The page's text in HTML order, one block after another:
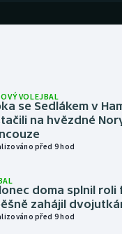
VOLEJBAL
se Sedlákem v
na hvězdné
před 9 hod
doma splnil
zahájil
před 9 hod